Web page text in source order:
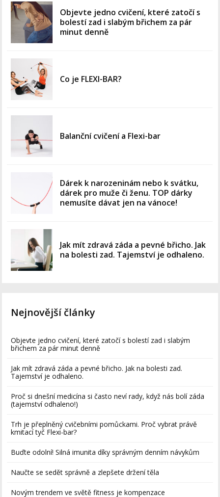
Objevte jedno cvičení, které zatočí s
bolestí zad i slabým břichem za pár
minut denně
Co je FLEXI-BAR?
Balanční cvičení a Flexi-bar
Dárek k narozeninám nebo k svátku,
dárek pro muže či ženu. TOP dárky
nemusíte dávat jen na vánoce!
Jak mít zdravá záda a pevné břicho. Jak
na bolesti zad. Tajemství je odhaleno.
Nejnovější články
Objevte jedno cvičení, které zatočí s bolestí zad i slabým
břichem za pár minut denně
Jak mít zdravá záda a pevné břicho. Jak na bolesti zad.
Tajemství je odhaleno.
Proč si dnešní medicína si často neví rady, když nás bolí záda
(tajemství odhaleno!)
Trh je přeplněný cvičebními pomůckami. Proč vybrat právě
kmitací tyč Flexi-bar?
Buďte odolní! Silná imunita díky správným denním návykům
Naučte se sedět správně a zlepšete držení těla
Novým trendem ve světě fitness je kompenzace